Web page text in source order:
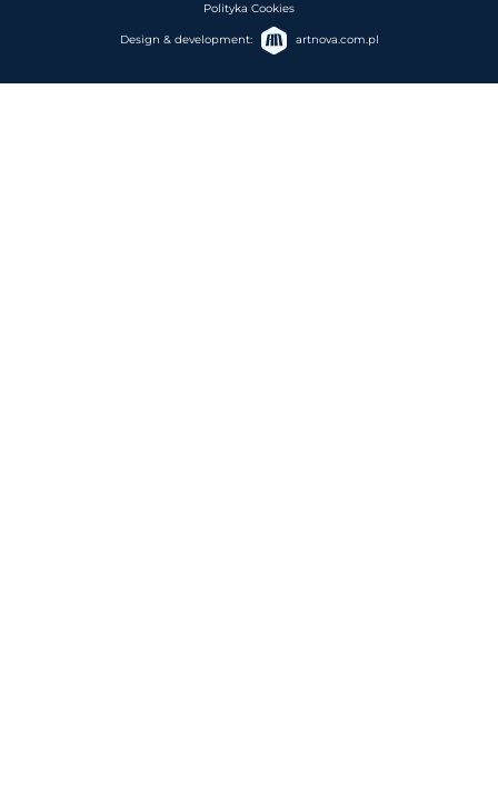
Polityka Cookies
Design & development: artnova.com.pl